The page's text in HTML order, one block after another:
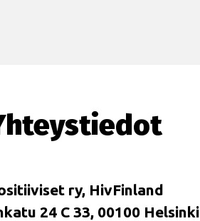
ry, HivFinland
24 C 33, 00100 Helsinki